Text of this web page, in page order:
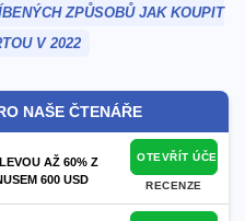
ZPŮSOBŮ JAK KOUPIT
V 2022
NAŠE ČTENÁŘE
AŽ 60% Z
600 USD
OTEVŘÍT ÚČET
RECENZE